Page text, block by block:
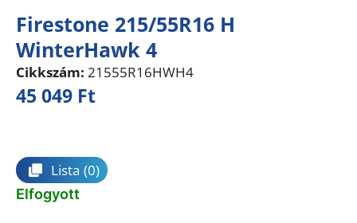
Firestone 215/55R16 H
WinterHawk 4
Cikkszám: 21555R16HWH4
45 049 Ft
Lista (0)
Elfogyott